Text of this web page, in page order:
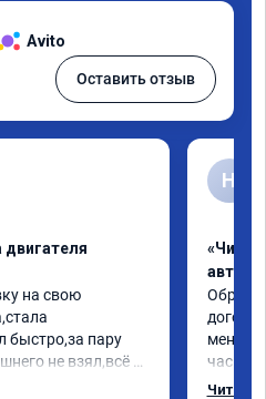
Avito
Оставить отзыв
на свою
быстро,за пару
не взял,всё
работы
Н
«Чип
меня
час
Арман
Читать